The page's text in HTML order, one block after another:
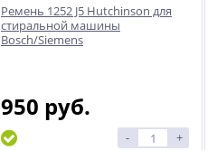
Ремень 1252 J5 Hutchinson для
стиральной машины
Bosch/Siemens
950 руб.
- +